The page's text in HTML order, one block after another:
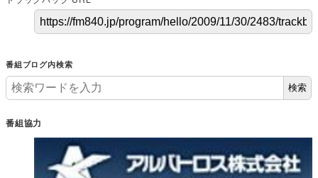
番組ブログ内検索
検索
番組協力